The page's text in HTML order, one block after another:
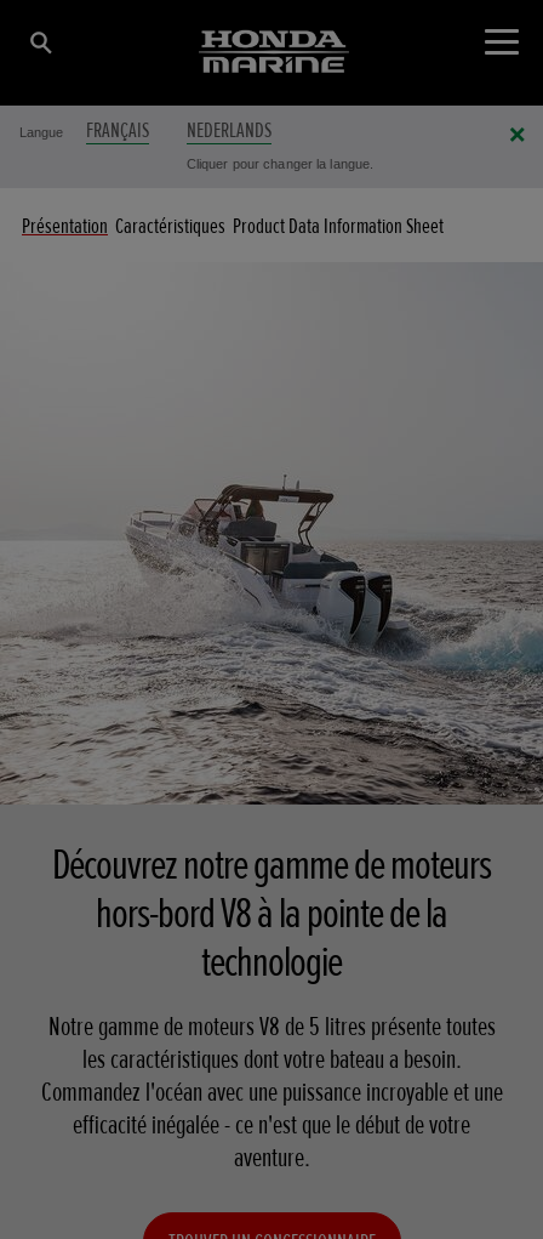
Langue FRANÇAIS NEDERLANDS
Cliquer pour changer la langue.
Présentation Caractéristiques Product Data Information Sheet
Découvrez notre gamme de moteurs
hors-bord V8 à la pointe de la
technologie
Notre gamme de moteurs V8 de 5 litres présente toutes
les caractéristiques dont votre bateau a besoin.
Commandez l'océan avec une puissance incroyable et une
efficacité inégalée - ce n'est que le début de votre
aventure.